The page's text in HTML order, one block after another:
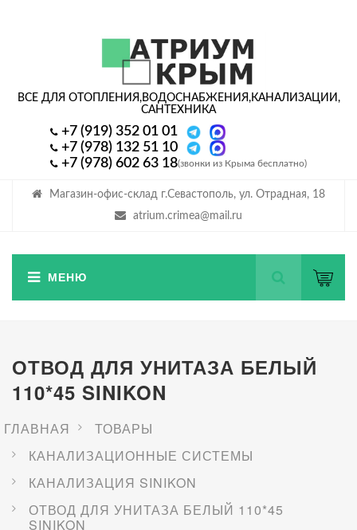
Магазин-офис-склад г.Севастополь, ул. Отрадная, 18
atrium.crimea@mail.ru
ВСЕ ДЛЯ ОТОПЛЕНИЯ,ВОДОСНАБЖЕНИЯ,КАНАЛИЗАЦИИ,
САНТЕХНИКА
+7 (919) 352 01 01
+7 (978) 132 51 10
+7 (978) 602 63 18(звонки из Крыма бесплатно)
ОТВОД ДЛЯ УНИТАЗА БЕЛЫЙ
110*45 SINIKON
ГЛАВНАЯ
ТОВАРЫ
КАНАЛИЗАЦИОННЫЕ СИСТЕМЫ
КАНАЛИЗАЦИЯ SINIKON
ОТВОД ДЛЯ УНИТАЗА БЕЛЫЙ 110*45
SINIKON